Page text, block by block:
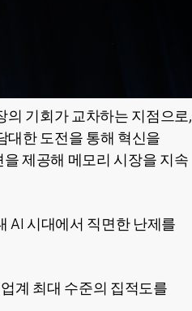
의 기회가 교차하는 지점으로,
대한 도전을 통해 혁신을
제공해 메모리 시장을 지속
AI 시대에서 직면한 난제를
계 최대 수준의 집적도를